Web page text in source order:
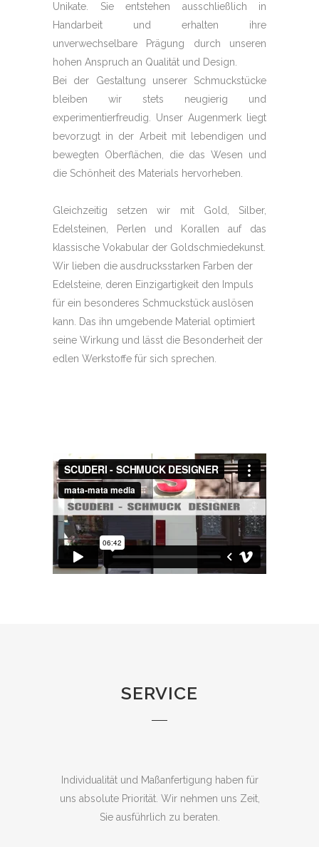
Unikate. Sie entstehen ausschließlich in
Handarbeit und erhalten ihre
unverwechselbare Prägung durch unseren
hohen Anspruch an Qualität und Design.
Bei der Gestaltung unserer Schmuckstücke
bleiben wir stets neugierig und
experimentierfreudig. Unser Augenmerk liegt
bevorzugt in der Arbeit mit lebendigen und
bewegten Oberflächen, die das Wesen und
die Schönheit des Materials hervorheben.
Gleichzeitig setzen wir mit Gold, Silber,
Edelsteinen, Perlen und Korallen auf das
klassische Vokabular der Goldschmiedekunst.
Wir lieben die ausdrucksstarken Farben der
Edelsteine, deren Einzigartigkeit den Impuls
für ein besonderes Schmuckstück auslösen
kann. Das ihn umgebende Material optimiert
seine Wirkung und lässt die Besonderheit der
edlen Werkstoffe für sich sprechen.
SERVICE
Individualität und Maßanfertigung haben für
uns absolute Priorität. Wir nehmen uns Zeit,
Sie ausführlich zu beraten.